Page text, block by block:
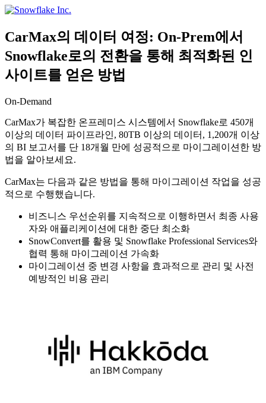
Skip
content
CarMax의 데이터 여정: On-Prem에서
Snowflake로의 전환을 통해 최적화된 인
사이트를 얻은 방법
On-Demand
CarMax가 복잡한 온프레미스 시스템에서 Snowflake로 450개
이상의 데이터 파이프라인, 80TB 이상의 데이터, 1,200개 이상
의 BI 보고서를 단 18개월 만에 성공적으로 마이그레이션한 방
법을 알아보세요.
CarMax는 다음과 같은 방법을 통해 마이그레이션 작업을 성공
적으로 수행했습니다.
비즈니스 우선순위를 지속적으로 이행하면서 최종 사용
자와 애플리케이션에 대한 중단 최소화
SnowConvert를 활용 및 Snowflake Professional Services와
협력 통해 마이그레이션 가속화
마이그레이션 중 변경 사항을 효과적으로 관리 및 사전
예방적인 비용 관리